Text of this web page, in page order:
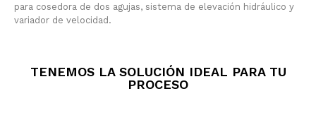
para cosedora de dos agujas, sistema de elevación hidráulico y
variador de velocidad.
TENEMOS LA SOLUCIÓN IDEAL PARA TU
PROCESO